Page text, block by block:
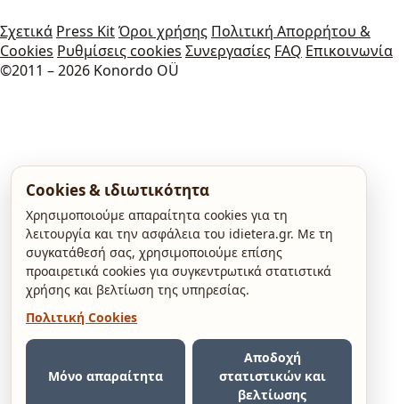
Σχετικά Press KitΌροι χρήσης Πολιτική Απορρήτου &
Cookies Ρυθμίσεις cookies Συνεργασίες FAQ Επικοινωνία
©2011 – 2026 Konordo OÜ
Cookies & ιδιωτικότητα
Χρησιμοποιούμε απαραίτητα cookies για τη
λειτουργία και την ασφάλεια του idietera.gr. Με τη
συγκατάθεσή σας, χρησιμοποιούμε επίσης
προαιρετικά cookies για συγκεντρωτικά στατιστικά
χρήσης και βελτίωση της υπηρεσίας.
Πολιτική Cookies
Μόνο απαραίτητα
Αποδοχή
στατιστικών και
βελτίωσης